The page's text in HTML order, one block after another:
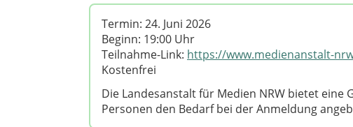
Termin: 24. Juni 2026
Beginn: 19:00 Uhr
Teilnahme-Link: https://www.medienanstalt-
Kostenfrei
Die Landesanstalt für Medien NRW bietet eine
Personen den Bedarf bei der Anmeldung